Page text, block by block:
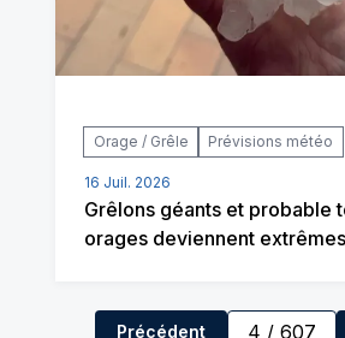
Orage / Grêle Prévisions météo
16 Juil. 2026
Grêlons géants et probable
orages deviennent extrêmes
Précédent 4 / 607